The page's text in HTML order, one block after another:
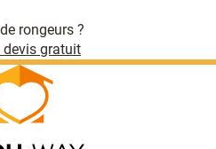
rongeurs ?
devis gratuit